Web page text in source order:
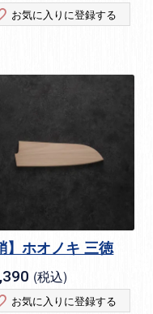
お気に入りに登録する
】ホオノキ 三徳
税込
お気に入りに登録する